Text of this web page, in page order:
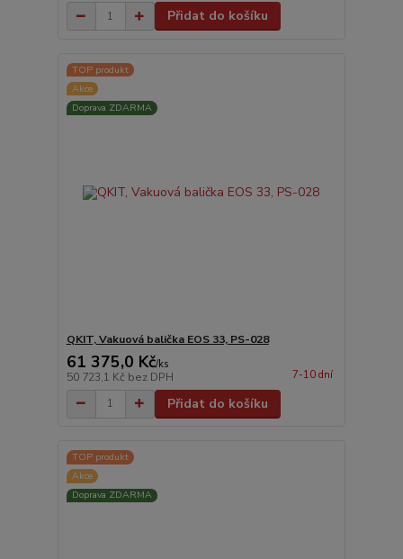
Přidat do košíku
TOP produkt
Akce
Doprava ZDARMA
QKIT, Vakuová balička EOS 33, PS-028
61 375,0 Kč/ks
50 723,1 Kč bez DPH 7-10 dní
Přidat do košíku
TOP produkt
Akce
Doprava ZDARMA